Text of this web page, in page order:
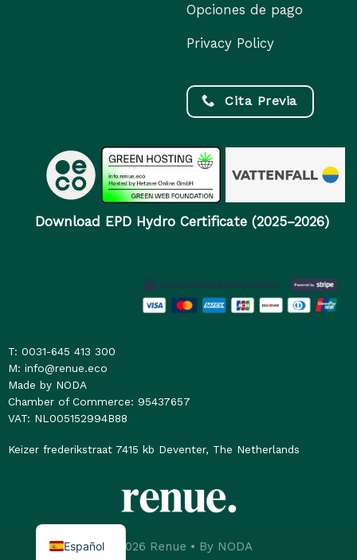
Opciones de pago
Privacy Policy
Cita Previa
Download EPD Hydro Certificate (2025–2026)
T: 0031-645 413 300
M: info@renue.eco
Made by NODA
Chamber of Commerce: 95437657
VAT: NL005152994B88
Keizer frederikstraat 7415 kb Deventer, The Netherlands
© 2026 Renue • By NODA
Español